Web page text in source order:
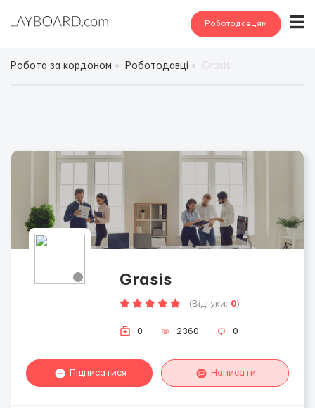
Роботодавцям
Робота за кордоном Роботодавці
Grasis
(Відгуки: 0)
0 2360 0
Підписатися Написати